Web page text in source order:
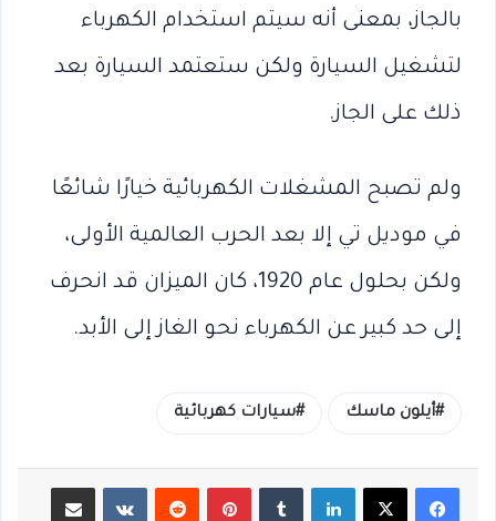
بالجاز، بمعنى أنه سيتم استخدام الكهرباء
لتشغيل السيارة ولكن ستعتمد السيارة بعد
ذلك على الجاز.
ولم تصبح المشغلات الكهربائية خيارًا شائعًا
في موديل تي إلا بعد الحرب العالمية الأولى،
ولكن بحلول عام 1920، كان الميزان قد انحرف
إلى حد كبير عن الكهرباء نحو الغاز إلى الأبد.
أيلون ماسك سيارات كهربائية
لينكدإن بينتيريست مشاركة عبر البريد